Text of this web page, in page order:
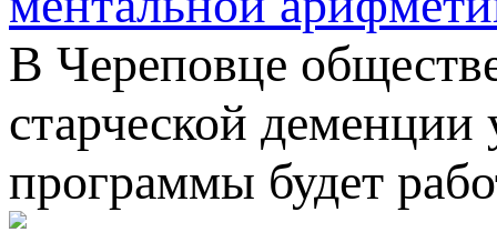
В Череповце
старческой
программы будет